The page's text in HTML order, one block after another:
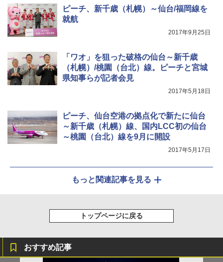
テント PATCW-200B エクルベージュ
￥15,990
￥3,080
ピーチ、新千歳（札幌）～仙台/福岡線を
就航
2017年9月25日
「ワオ」を狙った破格の仙台～新千歳
（札幌）/桃園（台北）線。ピーチと宮城
県知事らが記者会見
2017年5月18日
ピーチ、仙台空港の拠点化で新たに仙台
～新千歳（札幌）線、国内LCC初の仙台
～桃園（台北）線を9月に開設
2017年5月17日
もっと関連記事を見る
トップページに戻る
おすすめ記事